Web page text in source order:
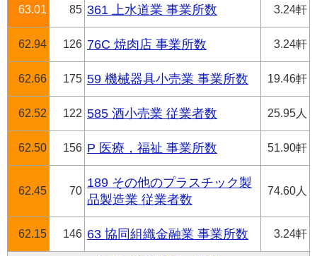
63.01 85 361 上水道業 事業所数 3.24軒
62.94 126 76C 焼肉店 事業所数 3.24軒
62.66 175 59 機械器具小売業 事業所数 19.46軒
62.52 122 585 酒小売業 従業者数 25.95人
62.50 156 P 医療，福祉 事業所数 51.90軒
62.45 70
189 その他のプラスチック製
品製造業 従業者数
74.60人
62.15 146 63 協同組織金融業 事業所数 3.24軒